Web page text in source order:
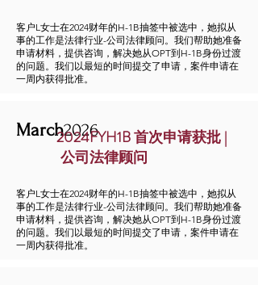
客户L女士在2024财年的H-1B抽签中被选中，她拟从
事的工作是法律行业-公司法律顾问。我们帮助她准备
申请材料，提供咨询，解决她从OPT到H-1B身份过渡
的问题。我们以最短的时间提交了申请，案件申请在
一周内获得批准。
March2026
2024FYH1B 首次申请获批 |
公司法律顾问
客户L女士在2024财年的H-1B抽签中被选中，她拟从
事的工作是法律行业-公司法律顾问。我们帮助她准备
申请材料，提供咨询，解决她从OPT到H-1B身份过渡
的问题。我们以最短的时间提交了申请，案件申请在
一周内获得批准。